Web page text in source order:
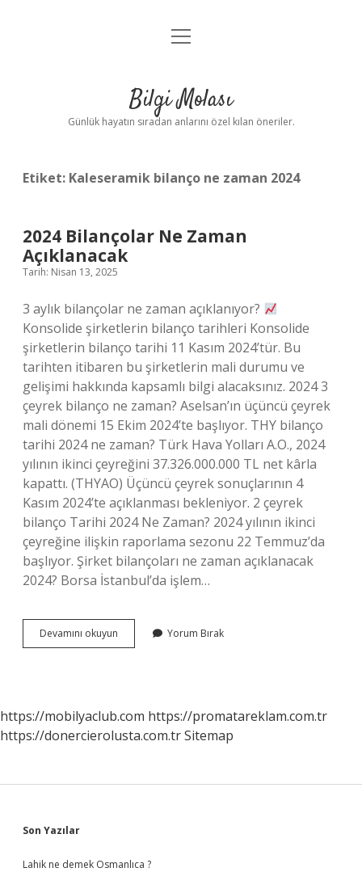
Anasayfa
Yasal Uyarı
menüyü
Bilgi Molası
Günlük hayatın sıradan anlarını özel kılan öneriler.
Etiket: Kaleseramik bilanço ne zaman 2024
2024 Bilançolar Ne Zaman
Açıklanacak
Tarih: Nisan 13, 2025
3 aylık bilançolar ne zaman açıklanıyor?
Konsolide şirketlerin bilanço tarihleri ​​Konsolide
şirketlerin bilanço tarihi 11 Kasım 2024’tür. Bu
tarihten itibaren bu şirketlerin mali durumu ve
gelişimi hakkında kapsamlı bilgi alacaksınız. 2024 3
çeyrek bilanço ne zaman? Aselsan’ın üçüncü çeyrek
mali dönemi 15 Ekim 2024’te başlıyor. THY bilanço
tarihi 2024 ne zaman? Türk Hava Yolları A.O., 2024
yılının ikinci çeyreğini 37.326.000.000 TL net kârla
kapattı. (THYAO) Üçüncü çeyrek sonuçlarının 4
Kasım 2024’te açıklanması bekleniyor. 2 çeyrek
bilanço Tarihi 2024 Ne Zaman? 2024 yılının ikinci
çeyreğine ilişkin raporlama sezonu 22 Temmuz’da
başlıyor. Şirket bilançoları ne zaman açıklanacak
2024? Borsa İstanbul’da işlem…
Devamını okuyun
Bilançolar
Yorum Bırak
https://mobilyaclub.com https://promatareklam.com.tr
https://donercierolusta.com.trSitemap
Sidebar
Son Yazılar
Lahik ne demek Osmanlıca ?